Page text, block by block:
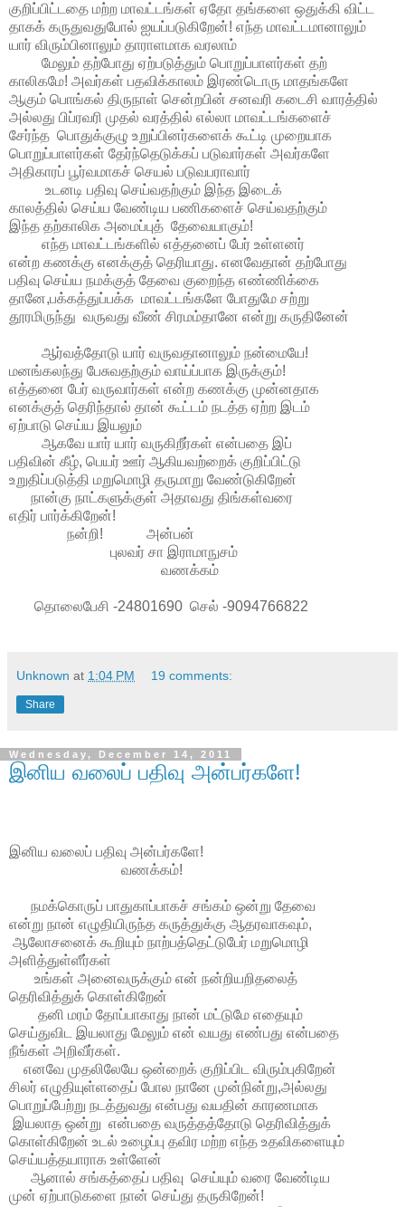
குறிப்பிட்டதை மற்ற மாவட்டங்கள் ஏதோ தங்களை ஒதுக்கி விட்ட
தாகக் கருதுவதுபோல் ஐயப்படுகிறேன்! எந்த மாவட்டமானாலும்
யார் விரும்பினாலும் தாராளமாக வரலாம்
மேலும் தற்போது ஏற்படுத்தும் பொறுப்பாளர்கள் தற்
காலிகமே! அவர்கள் பதவிக்காலம் இரண்டொரு மாதங்களே
ஆகும் பொங்கல் திருநாள் சென்றபின் சனவரி கடைசி வாரத்தில்
அல்லது பிப்ரவரி முதல் வரத்தில் எல்லா மாவட்டங்களைச்
சேர்ந்த பொதுக்குழு உறுப்பினர்களைக் கூட்டி முறையாக
பொறுப்பாளர்கள் தேர்ந்தெடுக்கப் படுவார்கள் அவர்களே
அதிகாரப் பூர்வமாகச் செயல் படுவபராவார்
உடனடி பதிவு செய்வதற்கும் இந்த இடைக்
காலத்தில் செய்ய வேண்டிய பணிகளைச் செய்வதற்கும்
இந்த தற்காலிக அமைப்புத் தேவையாகும்!
எந்த மாவட்டங்களில் எத்தனைப் பேர் உள்ளனர்
என்ற கணக்கு எனக்குத் தெரியாது. எனவேதான் தற்போது
பதிவு செய்ய நமக்குத் தேவை குறைந்த எண்ணிக்கை
தானே,பக்கத்துப்பக்க மாவட்டங்களே போதுமே சற்று
தூரமிருந்து வருவது வீண் சிரமம்தானே என்று கருதினேன்
ஆர்வத்தோடு யார் வருவதானாலும் நன்மையே!
மனங்கலந்து பேசுவதற்கும் வாய்ப்பாக இருக்கும்!
எத்தனை பேர் வருவார்கள் என்ற கணக்கு முன்னதாக
எனக்குத் தெரிந்தால் தான் கூட்டம் நடத்த ஏற்ற இடம்
ஏற்பாடு செய்ய இயலும்
ஆகவே யார் யார் வருகிறீர்கள் என்பதை இப்
பதிவின் கீழ், பெயர் ஊர் ஆகியவற்றைக் குறிப்பிட்டு
உறுதிப்படுத்தி மறுமொழி தருமாறு வேண்டுகிறேன்
நான்கு நாட்களுக்குள் அதாவது திங்கள்வரை
எதிர் பார்க்கிறேன்!
நன்றி! அன்பன்
புலவர் சா இராமாநுசம்
வணக்கம்
தொலைபேசி -24801690 செல் -9094766822
Unknown at 1:04 PM 19 comments:
Share
Wednesday, December 14, 2011
இனிய வலைப் பதிவு அன்பர்களே!
இனிய வலைப் பதிவு அன்பர்களே!
வணக்கம்!
நமக்கொருப் பாதுகாப்பாகச் சங்கம் ஒன்று தேவை
என்று நான் எழுதியிருந்த கருத்துக்கு ஆதரவாகவும்,
ஆலோசனைக் கூறியும் நாற்பத்தெட்டுபேர் மறுமொழி
அளித்துள்ளீர்கள்
உங்கள் அனைவருக்கும் என் நன்றியறிதலைத்
தெரிவித்துக் கொள்கிறேன்
தனி மரம் தோப்பாகாது நான் மட்டுமே எதையும்
செய்துவிட இயலாது மேலும் என் வயது எண்பது என்பதை
நீங்கள் அறிவீர்கள்.
எனவே முதலிலேயே ஒன்றைக் குறிப்பிட விரும்புகிறேன்
சிலர் எழுதியுள்ளதைப் போல நானே முன்நின்று,அல்லது
பொறுப்பேற்று நடத்துவது என்பது வயதின் காரணமாக
இயலாத ஒன்று என்பதை வருத்தத்தோடு தெரிவித்துக்
கொள்கிறேன் உடல் உழைப்பு தவிர மற்ற எந்த உதவிகளையும்
செய்யத்தயாராக உள்ளேன்
ஆனால் சங்கத்தைப் பதிவு செய்யும் வரை வேண்டிய
முன் ஏற்பாடுகளை நான் செய்து தருகிறேன்!